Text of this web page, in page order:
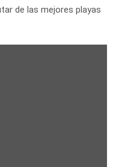
de las mejores playas